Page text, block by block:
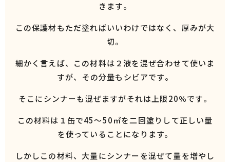
きます。
この保護材もただ塗ればいいわけではなく、厚みが大
切。
細かく言えば、この材料は２液を混ぜ合わせて使いま
すが、その分量もシビアです。
そこにシンナーも混ぜますがそれは上限20％です。
この材料は１缶で45～50㎡を二回塗りして正しい量
を使っていることになります。
しかしこの材料、大量にシンナーを混ぜて量を増やし